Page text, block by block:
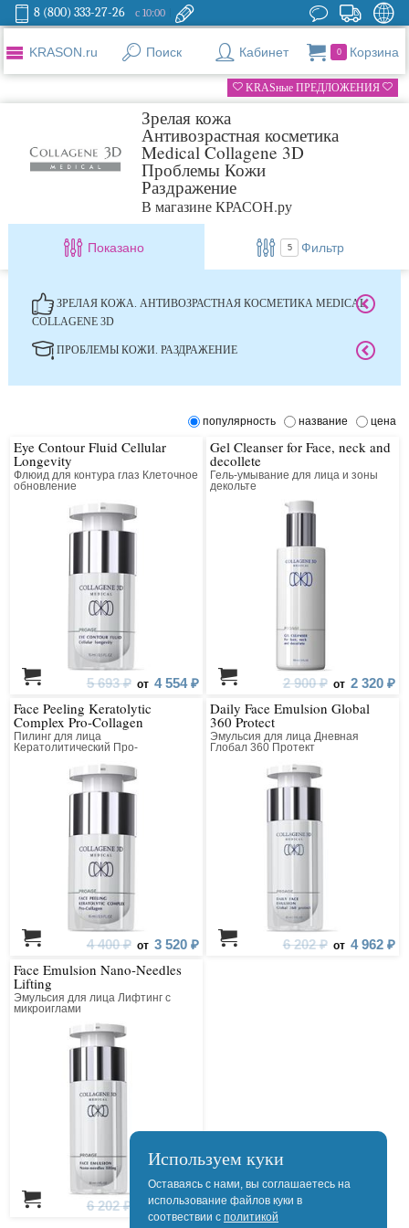
8 (800) 333-27-26 с 10:00
KRASON.ru Поиск Кабинет 0 Корзина
KRASные ПРЕДЛОЖЕНИЯ
Зрелая кожа
Антивозрастная косметика
Medical Collagene 3D
Проблемы Кожи
Раздражение
В магазине КРАСОН.ру
Показано 5 Фильтр
ЗРЕЛАЯ КОЖА. АНТИВОЗРАСТНАЯ КОСМЕТИКА MEDICAL
COLLAGENE 3D
ПРОБЛЕМЫ КОЖИ. РАЗДРАЖЕНИЕ
популярность название цена
Eye Contour Fluid Cellular
Longevity
Флюид для контура глаз Клеточное
обновление
5 693 ₽ от 4 554 ₽
Gel Cleanser for Face, neck and
decollete
Гель-умывание для лица и зоны
декольте
2 900 ₽ от 2 320 ₽
Face Peeling Keratolytic
Complex Pro-Collagen
Пилинг для лица
Кератолитический Про-
4 400 ₽ от 3 520 ₽
Daily Face Emulsion Global
360 Protect
Эмульсия для лица Дневная
Глобал 360 Протект
6 202 ₽ от 4 962 ₽
Face Emulsion Nano-Needles
Lifting
Эмульсия для лица Лифтинг с
микроиглами
6 202 ₽ от 4 962 ₽
Используем куки
Оставаясь с нами, вы соглашаетесь на
использование файлов куки в
соотвествии с политикой